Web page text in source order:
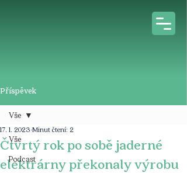
Příspěvek
Vše
Podcast
Vše
Čtvrtý rok po sobě jaderné
elektrárny překonaly výrobu
17. 1. 2023 Minut čtení: 2